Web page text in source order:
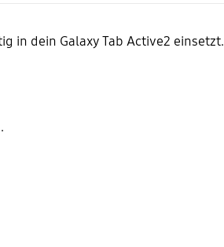
in dein Galaxy Tab Active2 einsetzt.